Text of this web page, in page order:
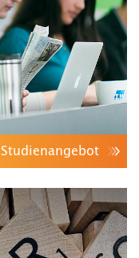
Studienangebot